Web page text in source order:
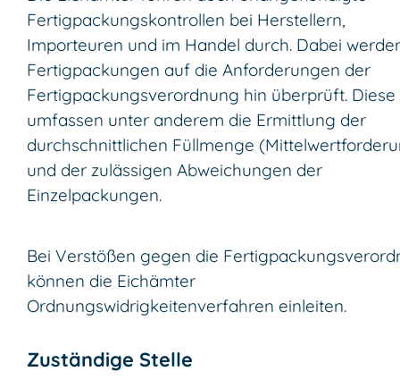
Fertigpackungskontrollen bei Herstellern,
Importeuren und im Handel durch. Dabei
Fertigpackungen auf die Anforderungen der
Fertigpackungsverordnung hin überprüft. Diese
umfassen unter anderem die Ermittlung der
durchschnittlichen Füllmenge
und der zulässigen Abweichungen der
Einzelpackungen.
Bei Verstößen gegen die
können die Eichämter
Ordnungswidrigkeitenverfahren einleiten.
Zuständige Stelle